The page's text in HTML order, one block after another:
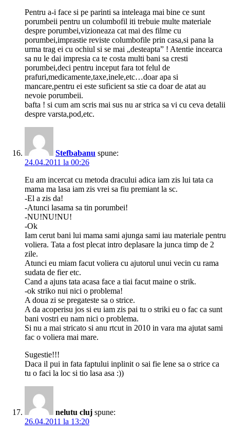
Pentru a-i face si pe parinti sa inteleaga mai bine ce sunt
porumbeii pentru un columbofil iti trebuie multe materiale
despre porumbei,vizioneaza cat mai des filme cu
porumbei,imprastie reviste columbofile prin casa,si pana la
urma trag ei cu ochiul si se mai „desteapta” ! Atentie incearca
sa nu le dai impresia ca te costa multi bani sa cresti
porumbei,deci pentru inceput fara tot felul de
prafuri,medicamente,taxe,inele,etc…doar apa si
mancare,pentru ei este suficient sa stie ca doar de atat au
nevoie porumbeii.
bafta ! si cum am scris mai sus nu ar strica sa vi cu ceva detalii
despre varsta,pod,etc.
Stefbabanu spune:
24.04.2011 la 00:26
Eu am incercat cu metoda dracului adica iam zis lui tata ca
mama ma lasa iam zis vrei sa fiu premiant la sc.
-El a zis da!
-Atunci lasama sa tin porumbei!
-NU!NU!NU!
-Ok
Iam cerut bani lui mama sami ajunga sami iau materiale pentru
voliera. Tata a fost plecat intro deplasare la junca timp de 2
zile.
Atunci eu miam facut voliera cu ajutorul unui vecin cu rama
sudata de fier etc.
Cand a ajuns tata acasa face a tiai facut maine o strik.
-ok striko nui nici o problema!
A doua zi se pregateste sa o strice.
A da acoperisu jos si eu iam zis pai tu o striki eu o fac ca sunt
bani vostri eu nam nici o problema.
Si nu a mai stricato si anu rtcut in 2010 in vara ma ajutat sami
fac o voliera mai mare.
Sugestie!!!
Daca il pui in fata faptului inplinit o sai fie lene sa o strice ca
tu o faci la loc si tio lasa asa :))
nelutu cluj spune:
26.04.2011 la 13:20